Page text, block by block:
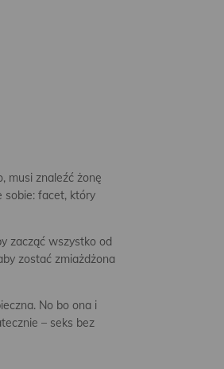
musi znaleźć żonę
sobie: facet, który
zacząć wszystko od
zostać zmiażdżona
No bo ona i
– seks bez